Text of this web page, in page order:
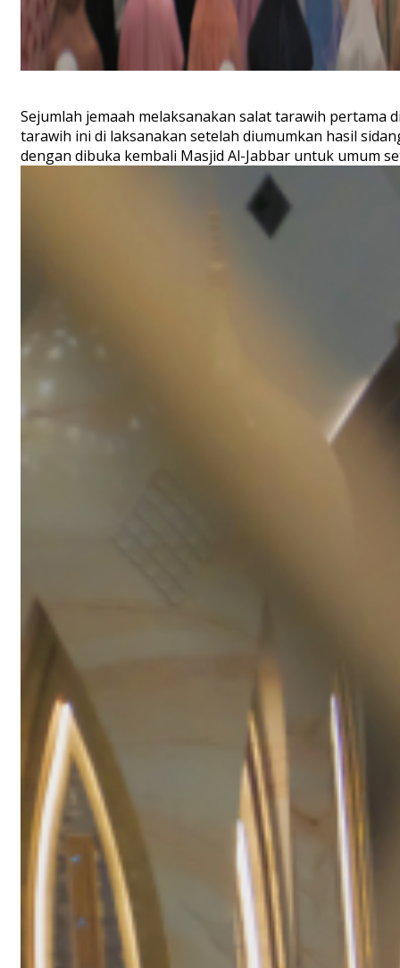
Sejumlah jemaah melaksanakan salat tarawih pertama
tarawih ini di laksanakan setelah diumumkan hasil
dengan dibuka kembali Masjid Al-Jabbar untuk umum